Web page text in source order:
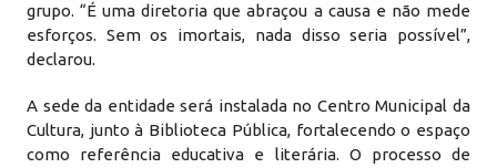
grupo. “É uma diretoria que abraçou a causa e não mede
esforços. Sem os imortais, nada disso seria possível”,
declarou.
A sede da entidade será instalada no Centro Municipal da
Cultura, junto à Biblioteca Pública, fortalecendo o espaço
como referência educativa e literária. O processo de